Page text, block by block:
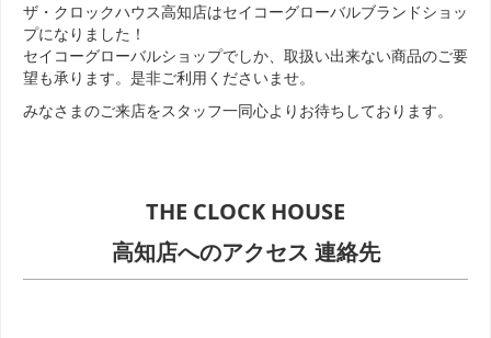
ザ・クロックハウス高知店はセイコーグローバルブランドショッ
プになりました！
セイコーグローバルショップでしか、取扱い出来ない商品のご要
望も承ります。是非ご利用くださいませ。
みなさまのご来店をスタッフ一同心よりお待ちしております。
THE CLOCK HOUSE
高知店へのアクセス 連絡先